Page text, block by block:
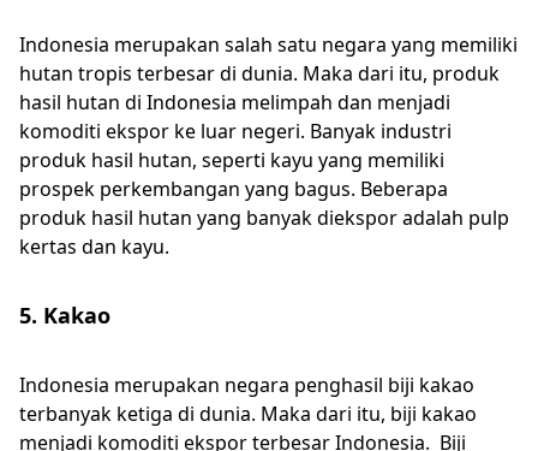
Indonesia merupakan salah satu negara yang memiliki
hutan tropis terbesar di dunia. Maka dari itu, produk
hasil hutan di Indonesia melimpah dan menjadi
komoditi ekspor ke luar negeri. Banyak industri
produk hasil hutan, seperti kayu yang memiliki
prospek perkembangan yang bagus. Beberapa
produk hasil hutan yang banyak diekspor adalah pulp
kertas dan kayu.
5. Kakao
Indonesia merupakan negara penghasil biji kakao
terbanyak ketiga di dunia. Maka dari itu, biji kakao
menjadi komoditi ekspor terbesar Indonesia. Biji